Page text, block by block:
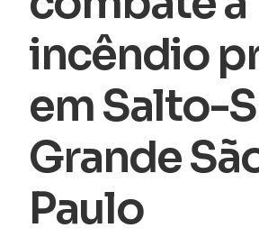
incêndio
em Salto-
Grande
Paulo